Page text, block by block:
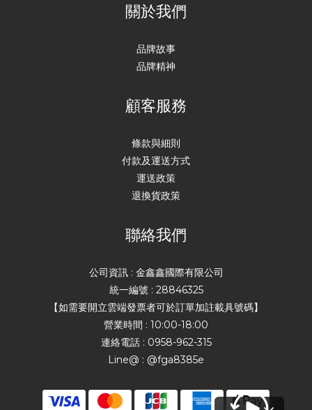
關於我們
品牌故事
品牌精神
顧客服務
條款與細則
付款及運送方式
運送政策
退換貨政策
聯絡我們
公司資訊 : 金鑫鑫國際有限公司
統一編號 : 28846325
【如需要開立雲端發票者可於訂單加註載具號碼】
營業時間 : 10:00-18:00
連絡電話 : 0958-962-315
Line@ : @fga8385e